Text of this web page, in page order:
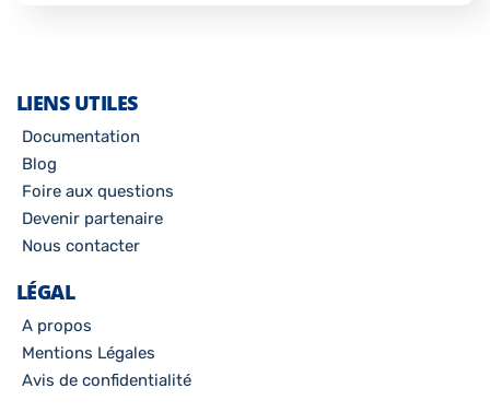
LIENS UTILES
Documentation
Blog
Foire aux questions
Devenir partenaire
Nous contacter
LÉGAL
A propos
Mentions Légales
Avis de confidentialité